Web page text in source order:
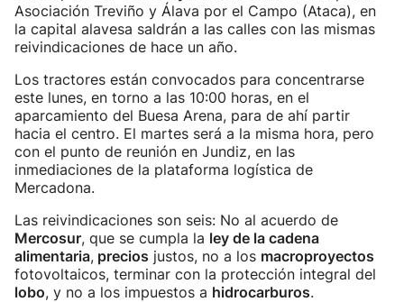
Asociación Treviño y Álava por el Campo (Ataca), en
la capital alavesa saldrán a las calles con las mismas
reivindicaciones de hace un año.
Los tractores están convocados para concentrarse
este lunes, en torno a las 10:00 horas, en el
aparcamiento del Buesa Arena, para de ahí partir
hacia el centro. El martes será a la misma hora, pero
con el punto de reunión en Jundiz, en las
inmediaciones de la plataforma logística de
Mercadona.
Las reivindicaciones son seis: No al acuerdo de
Mercosur, que se cumpla la ley de la cadena
alimentaria, precios justos, no a los macroproyectos
fotovoltaicos, terminar con la protección integral del
lobo, y no a los impuestos a hidrocarburos.